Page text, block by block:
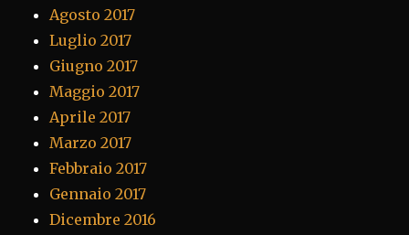
Agosto 2017
Luglio 2017
Giugno 2017
Maggio 2017
Aprile 2017
Marzo 2017
Febbraio 2017
Gennaio 2017
Dicembre 2016